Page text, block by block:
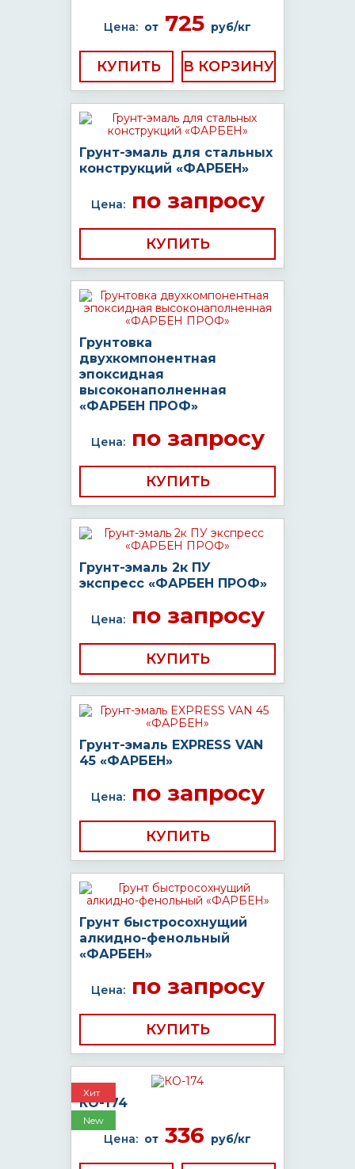
Цена: от 725 руб/кг
КУПИТЬ
Грунт-эмаль для стальных
конструкций «ФАРБЕН»
Цена:по запросу
КУПИТЬ
Грунтовка
двухкомпонентная
эпоксидная
высоконаполненная
«ФАРБЕН ПРОФ»
Цена:по запросу
КУПИТЬ
Грунт-эмаль 2к ПУ
экспресс «ФАРБЕН ПРОФ»
Цена:по запросу
КУПИТЬ
Грунт-эмаль EXPRESS VAN
45 «ФАРБЕН»
Цена:по запросу
КУПИТЬ
Грунт быстросохнущий
алкидно-фенольный
«ФАРБЕН»
Цена:по запросу
КУПИТЬ
Хит
New
КО-174
Цена: от 336 руб/кг